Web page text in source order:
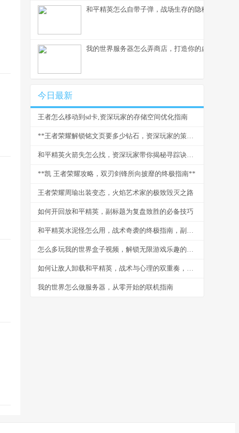
和平精英怎么自带子弹，战场生存的隐秘法则
我的世界服务器怎么弄商店，打造你的虚拟商业帝
今日最新
王者怎么移动到sd卡,资深玩家的存储空间优化指南
**王者荣耀解锁铭文页要多少钻石，资深玩家的策略与情怀**
和平精英火箭失怎么找，资深玩家带你揭秘寻踪诀窍副标题
**凯 王者荣耀攻略，双刃剑锋所向披靡的终极指南**
王者荣耀周瑜出装变态，火焰艺术家的极致毁灭之路
如何开回放和平精英，副标题为复盘致胜的必备技巧
和平精英水泥怪怎么用，战术奇袭的终极指南，副标题，水泥丛林中的隐形杀手
怎么多玩我的世界盒子视频，解锁无限游戏乐趣的钥匙
如何让敌人卸载和平精英，战术与心理的双重奏，副标题，一场没有硝烟的战争
我的世界怎么做服务器，从零开始的联机指南